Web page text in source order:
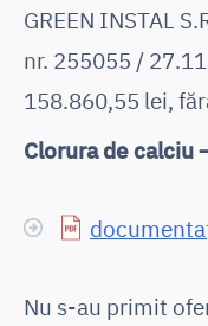
GREEN INSTAL
nr. 255055 /
158.860,55 lei,
Clorura de calciu
Nu s-au primit